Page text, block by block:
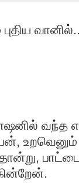
வந்த
உறவெனும்